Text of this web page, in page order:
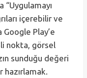
“Uygulamayı
içerebilir ve
Google Play’e
nokta, görsel
sunduğu değeri